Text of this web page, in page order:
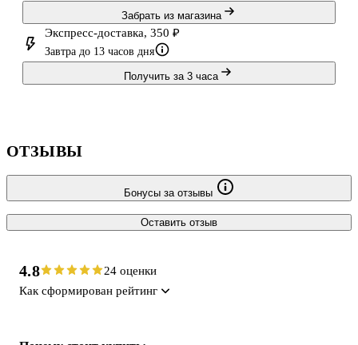
Забрать из магазина
Экспресс-доставка, 350 ₽
Завтра до 13 часов дня
Получить за 3 часа
ОТЗЫВЫ
Бонусы за отзывы
Оставить отзыв
4.8
24 оценки
Как сформирован рейтинг